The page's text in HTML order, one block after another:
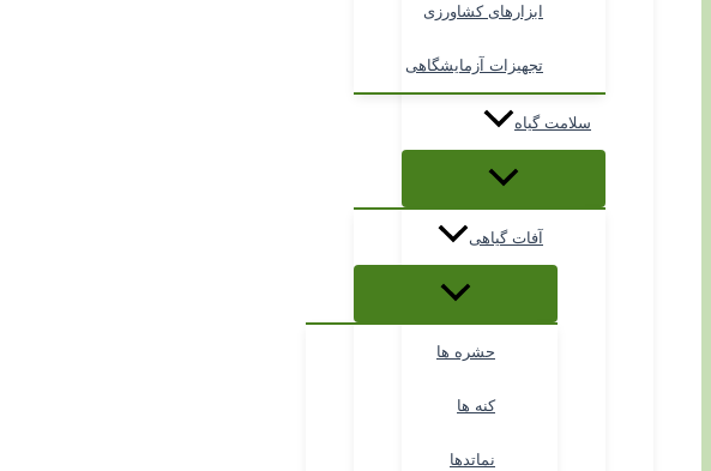
ابزارهای کشاورزی
تجهیزات آزمایشگاهی
سلامت گیاه
آفات گیاهی
حشره ها
کنه ها
نماتدها